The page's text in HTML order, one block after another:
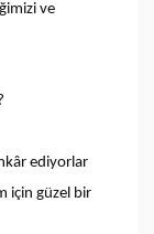
ve
ediyorlar
için güzel bir